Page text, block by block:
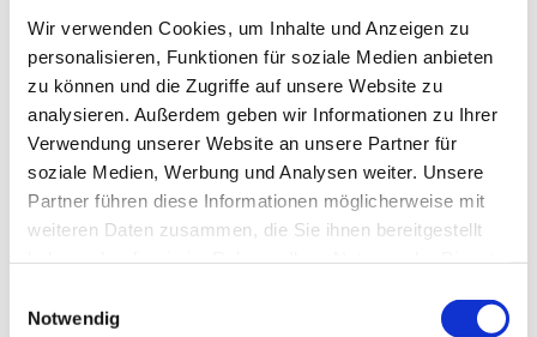
Wir verwenden Cookies, um Inhalte und Anzeigen zu
personalisieren, Funktionen für soziale Medien anbieten
zu können und die Zugriffe auf unsere Website zu
analysieren. Außerdem geben wir Informationen zu Ihrer
Verwendung unserer Website an unsere Partner für
soziale Medien, Werbung und Analysen weiter. Unsere
Partner führen diese Informationen möglicherweise mit
weiteren Daten zusammen, die Sie ihnen bereitgestellt
Notwendig
Fachärztin/ Facharzt für Innere Medizin
Kontakt
E-Mail: abc-sued@klinikum-nuernberg.de
Telefon: +49 (0) 911 398-7755
Fax:+49 (0) 911 398-7756
Berufliche Qualifikationen